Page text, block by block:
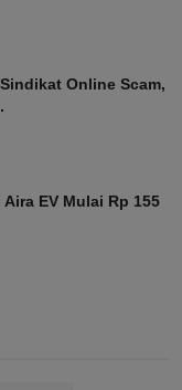
Online Scam,
EV Mulai Rp 155